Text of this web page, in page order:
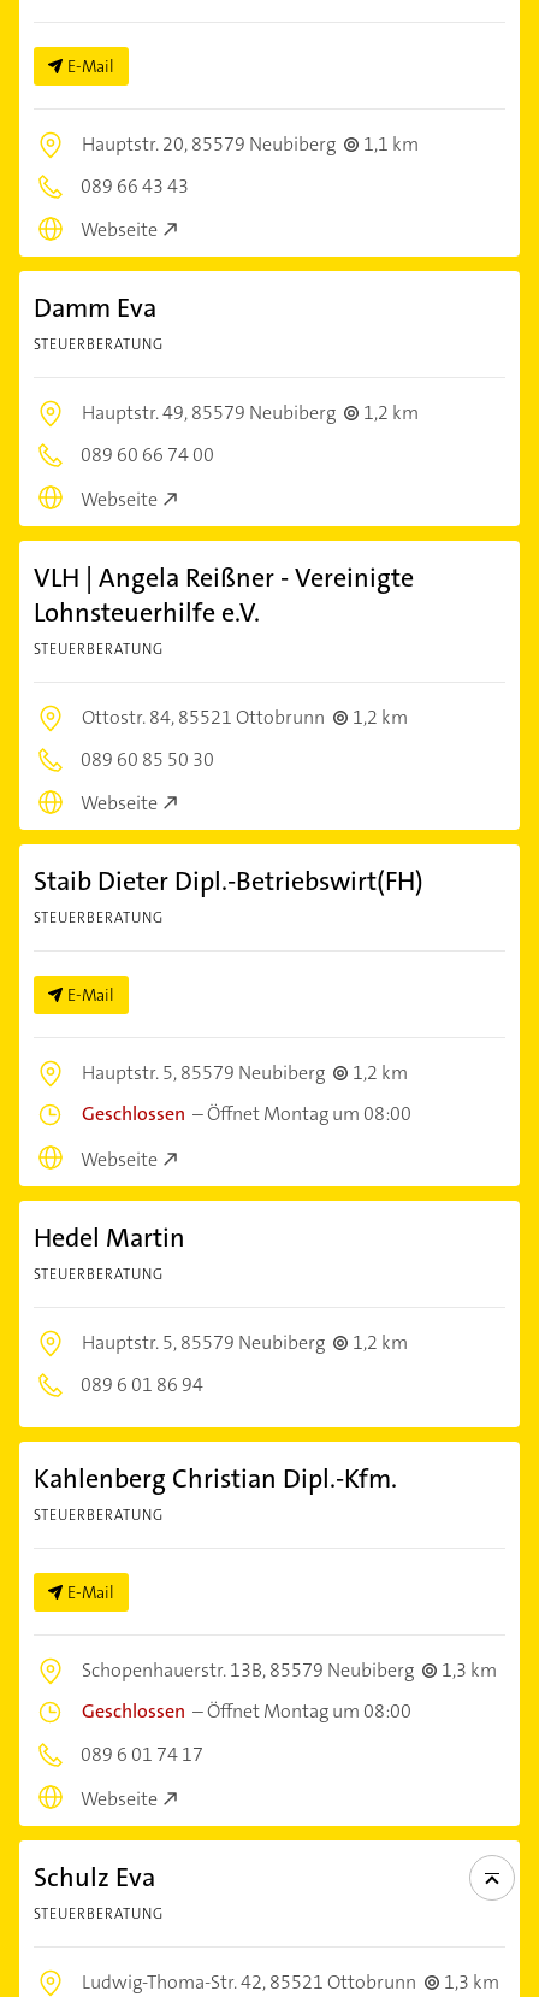
E-Mail
Hauptstr. 20,85579 Neubiberg
1,1 km
089 66 43 43
Webseite
Damm Eva
STEUERBERATUNG
Hauptstr. 49,85579 Neubiberg
1,2 km
089 60 66 74 00
Webseite
VLH | Angela Reißner - Vereinigte
Lohnsteuerhilfe e.V.
STEUERBERATUNG
Ottostr. 84,85521 Ottobrunn
1,2 km
089 60 85 50 30
Webseite
Staib Dieter Dipl.-Betriebswirt(FH)
STEUERBERATUNG
E-Mail
Hauptstr. 5,85579 Neubiberg
1,2 km
Geschlossen –Öffnet Montag um 08:00
Webseite
Hedel Martin
STEUERBERATUNG
Hauptstr. 5,85579 Neubiberg
1,2 km
089 6 01 86 94
Kahlenberg Christian Dipl.-Kfm.
STEUERBERATUNG
E-Mail
Schopenhauerstr. 13B,85579 Neubiberg
1,3 km
Geschlossen –Öffnet Montag um 08:00
089 6 01 74 17
Webseite
Schulz Eva
STEUERBERATUNG
Ludwig-Thoma-Str. 42,85521 Ottobrunn 1,3 km